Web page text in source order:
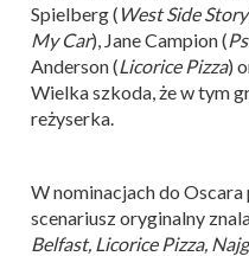
Spielberg ( West Side Story
My Car), Jane Campion (
Anderson (Licorice Pizza)
Wielka szkoda, że w tym
reżyserka.
W nominacjach do
scenariusz oryginalny
Belfast, Licorice Pizza,